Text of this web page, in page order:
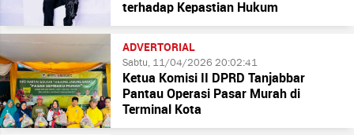
terhadap Kepastian Hukum
ADVERTORIAL
Sabtu, 11/04/2026 20:02:41
Ketua Komisi II DPRD Tanjabbar
Pantau Operasi Pasar Murah di
Terminal Kota